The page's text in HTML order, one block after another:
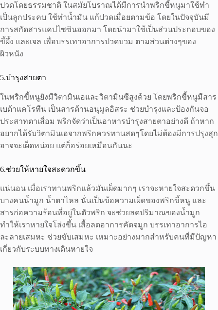
ปวดโดยธรรมชาติ ในสมัยโบราณได้มีการนำพริกขี้หนูมาใช้ทำ
เป็นลูกประคบ ใช้ทำน้ำมัน แก้ปวดเมื่อยตามข้อ โดยในปัจจุบันมี
การสกัดสารแคปไซซินออกมา โดยนำมาใช้เป็นส่วนประกอบของ
ขี้ผึ้ง และเจล เพื่อบรรเทาอาการปวดบวม ตามส่วนต่างๆของ
ผิวหนัง
5.บำรุงสายตา
ในพริกขี้หนูยังมีวิตามินเอและวิตามินซีสูงด้วย โดยพริกขี้หนูมีสาร
เบต้าแคโรทีน เป็นสารต้านอนุมูลอิสระ ช่วยบำรุงและป้องกันจอ
ประสาทตาเสื่อม พริกจัดว่าเป็นอาหารบำรุงสายตาอย่างดี ถ้าหาก
อยากได้รับวิตามินเอจากพริกควรทานสดๆโดยไม่ต้องมีการปรุงสุก
อาจจะเผ็ดหน่อย แต่ก็อร่อยเหมือนกันนะ
6.ช่วยให้หายใจสะดวกขึ้น
แน่นอน เมื่อเราทานพริกแล้วมันเผ็ดมากๆ เราจะหายใจสะดวกขึ้น
บางคนน้ำมูก น้ำตาไหล นั่นเป็นข้อความเผ็ดของพริกขี้หนู และ
สารก่อความร้อนที่อยู่ในตัวพริก จะช่วยลดปริมาณของน้ำมูก
ทำให้เราหายใจโล่งขึ้น เสื้อลดอาการคัดจมูก บรรเทาอาการไอ
ละลายเสมหะ ช่วยขับเสมหะ เหมาะอย่างมากสำหรับคนที่มีปัญหา
เกี่ยวกับระบบทางเดินหายใจ